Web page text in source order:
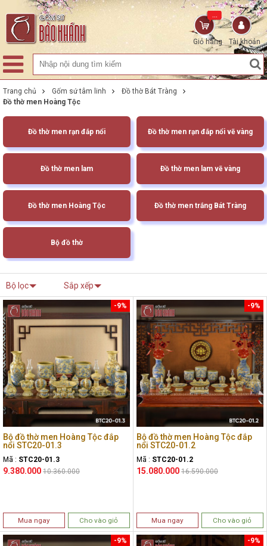
Tài khoản
Giỏ hàng
...
Trang chủ Gốm sứ tâm linh
Đồ thờ Bát Tràng
Đồ thờ men Hoàng Tộc
Đồ thờ men rạn đắp nổi Đồ thờ men rạn đắp nổi vẽ vàng
Đồ thờ men lam Đồ thờ men lam vẽ vàng
Đồ thờ men Hoàng Tộc Đồ thờ men trắng Bát Tràng
Bộ đồ thờ
Bộ lọc Sắp xếp
Bộ đồ thờ men Hoàng Tộc đắp
nổi STC20-01.3
Mã : STC20-01.3
9.380.000
-9%
10.360.000
Mua ngay Cho vào giỏ
Bộ đồ thờ men Hoàng Tộc đắp
nổi STC20-01.2
Mã : STC20-01.2
15.080.000
-9%
16.590.000
Mua ngay Cho vào giỏ
-9% -9%